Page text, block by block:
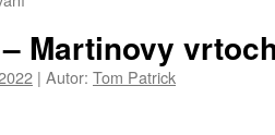
Martinovy
| Autor: Tom Patrick